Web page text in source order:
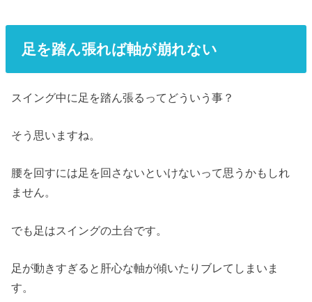
足を踏ん張れば軸が崩れない
スイング中に足を踏ん張るってどういう事？
そう思いますね。
腰を回すには足を回さないといけないって思うかもしれ
ません。
でも足はスイングの土台です。
足が動きすぎると肝心な軸が傾いたりブレてしまいま
す。